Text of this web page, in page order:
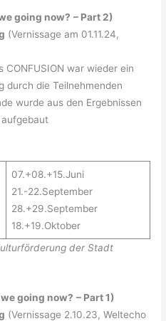
going now? – Part 2)
(Vernissage am 01.11.24,
CONFUSION war wieder ein
durch die Teilnehmenden
wurde aus den Ergebnissen
07.+08.+15.Juni
21.-22.September
28.+29.September
18.+19.Oktober
der Stadt
going now? – Part 1)
(Vernissage 2.10.23, Weltecho